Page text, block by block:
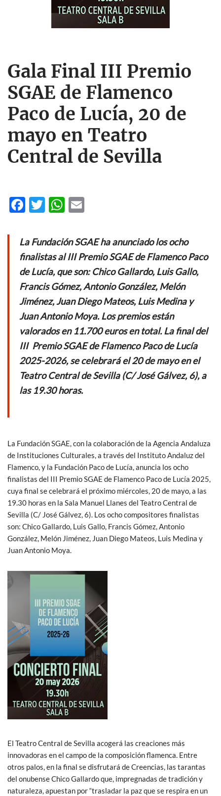
Gala Final III Premio
SGAE de Flamenco
Paco de Lucía, 20 de
mayo en Teatro
Central de Sevilla
F
e
b
o
o
k
T
itt
er
W
at
s
A
p
p
ail
La Fundación SGAE ha anunciado los ocho
finalistas al III Premio SGAE de Flamenco Paco
de Lucía, que son: Chico Gallardo, Luis Gallo,
Francis Gómez, Antonio González, Melón
Jiménez, Juan Diego Mateos, Luis Medina y
Juan Antonio Moya. Los premios están
valorados en 11.700 euros en total. La final del
III Premio SGAE de Flamenco Paco de Lucía
2025-2026, se celebrará el 20 de mayo en el
Teatro Central de Sevilla (C/ José Gálvez, 6), a
las 19.30 horas.
La Fundación SGAE, con la colaboración de la Agencia Andaluza
de Instituciones Culturales, a través del Instituto Andaluz del
Flamenco, y la Fundación Paco de Lucía, anuncia los ocho
finalistas del III Premio SGAE de Flamenco Paco de Lucía 2025,
cuya final se celebrará el próximo miércoles, 20 de mayo, a las
19.30 horas en la Sala Manuel Llanes del Teatro Central de
Sevilla (C/ José Gálvez, 6). Los ocho compositores finalistas
son: Chico Gallardo, Luis Gallo, Francis Gómez, Antonio
González, Melón Jiménez, Juan Diego Mateos, Luis Medina y
Juan Antonio Moya.
El Teatro Central de Sevilla acogerá las creaciones más
innovadoras en el campo de la composición flamenca. Entre
otros palos, en la final se disfrutará de Creencias, las tarantas
del onubense Chico Gallardo que, impregnadas de tradición y
naturaleza, apuestan por “trasladar la paz que se respira en un